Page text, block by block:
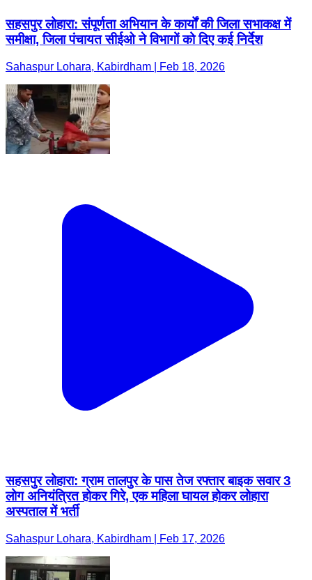
सहसपुर लोहारा: संपूर्णता अभियान के कार्यों की जिला सभाकक्ष में
समीक्षा, जिला पंचायत सीईओ ने विभागों को दिए कई निर्देश
Sahaspur Lohara, Kabirdham | Feb 18, 2026
सहसपुर लोहारा: ग्राम तालपुर के पास तेज रफ्तार बाइक सवार 3
लोग अनियंत्रित होकर गिरे, एक महिला घायल होकर लोहारा
अस्पताल में भर्ती
Sahaspur Lohara, Kabirdham | Feb 17, 2026